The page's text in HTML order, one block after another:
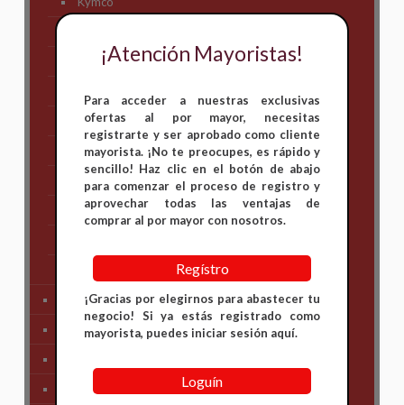
Honda
KAWASAKI
Suzuki
Tren Delantero
Partes de Motor
SIstema Eléctrico
¡Atención Mayoristas!
Para acceder a nuestras exclusivas
ofertas al por mayor, necesitas
registrarte y ser aprobado como cliente
mayorista. ¡No te preocupes, es rápido y
sencillo! Haz clic en el botón de abajo
para comenzar el proceso de registro y
aprovechar todas las ventajas de
comprar al por mayor con nosotros.
Regístro
¡Gracias por elegirnos para abastecer tu
negocio! Si ya estás registrado como
mayorista, puedes iniciar sesión aquí.
Loguín